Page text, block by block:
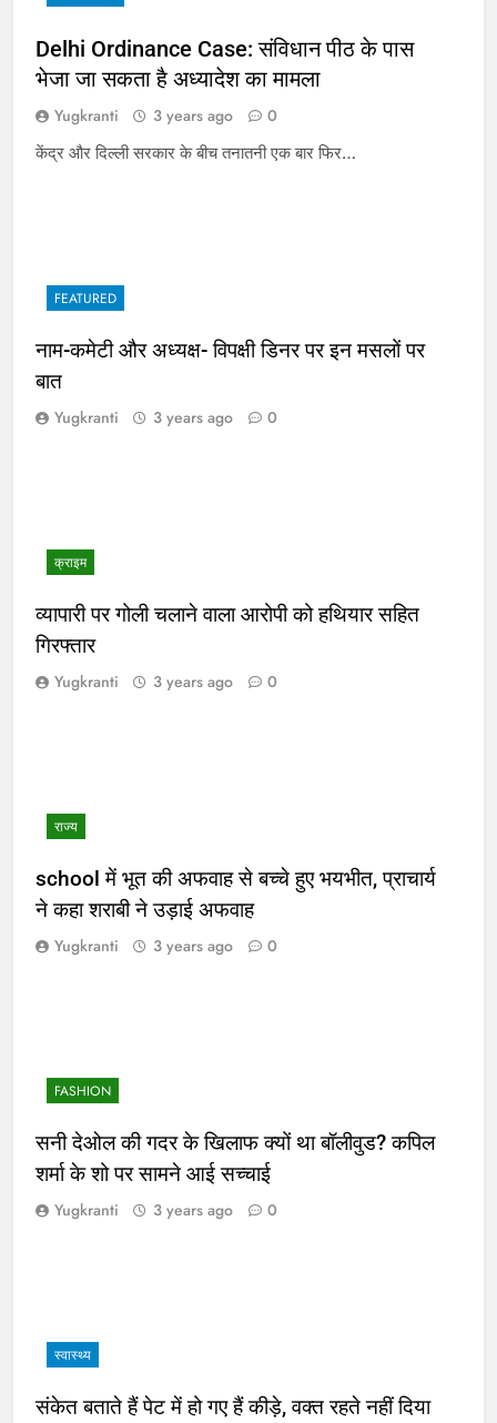
Delhi Ordinance Case: संविधान पीठ के पास
भेजा जा सकता है अध्यादेश का मामला
Yugkranti 3 years ago 0
केंद्र और दिल्ली सरकार के बीच तनातनी एक बार फिर…
FEATURED
नाम-कमेटी और अध्यक्ष- विपक्षी डिनर पर इन मसलों पर
बात
Yugkranti 3 years ago 0
क्राइम
व्यापारी पर गोली चलाने वाला आरोपी को हथियार सहित
गिरफ्तार
Yugkranti 3 years ago 0
राज्य
school में भूत की अफवाह से बच्चे हुए भयभीत, प्राचार्य
ने कहा शराबी ने उड़ाई अफवाह
Yugkranti 3 years ago 0
FASHION
सनी देओल की गदर के खिलाफ क्यों था बॉलीवुड? कपिल
शर्मा के शो पर सामने आई सच्चाई
Yugkranti 3 years ago 0
स्वास्थ्य
संकेत बताते हैं पेट में हो गए हैं कीड़े, वक्त रहते नहीं दिया